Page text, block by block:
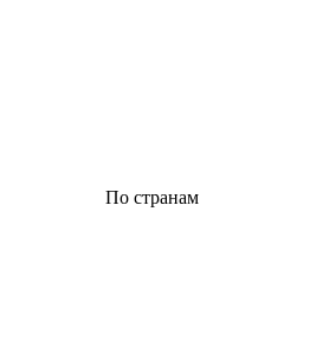
По странам